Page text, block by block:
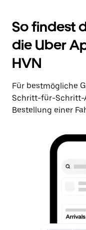
So findest
die Uber
HVN
Für bestmögliche
Schritt-für-Schritt-
Bestellung einer